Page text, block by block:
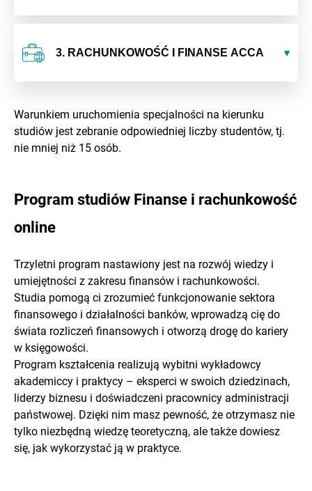
3. RACHUNKOWOŚĆ I FINANSE ACCA
Warunkiem uruchomienia specjalności na kierunku
studiów jest zebranie odpowiedniej liczby studentów, tj.
nie mniej niż 15 osób.
Program studiów Finanse i rachunkowość
online
Trzyletni program nastawiony jest na rozwój wiedzy i
umiejętności z zakresu finansów i rachunkowości.
Studia pomogą ci zrozumieć funkcjonowanie sektora
finansowego i działalności banków, wprowadzą cię do
świata rozliczeń finansowych i otworzą drogę do kariery
w księgowości.
Program kształcenia realizują wybitni wykładowcy
akademiccy i praktycy – eksperci w swoich dziedzinach,
liderzy biznesu i doświadczeni pracownicy administracji
państwowej. Dzięki nim masz pewność, że otrzymasz nie
tylko niezbędną wiedzę teoretyczną, ale także dowiesz
się, jak wykorzystać ją w praktyce.